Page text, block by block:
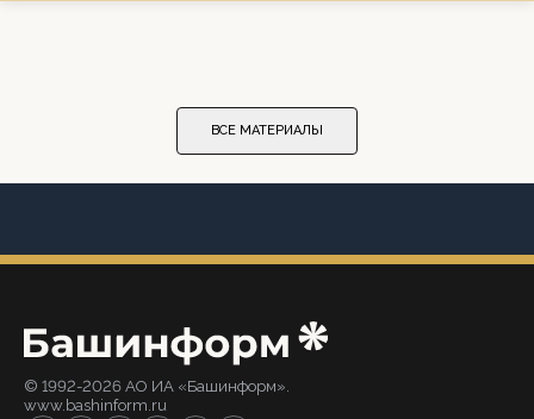
ВСЕ МАТЕРИАЛЫ
© 1992-2026 АО ИА «Башинформ».
www.bashinform.ru